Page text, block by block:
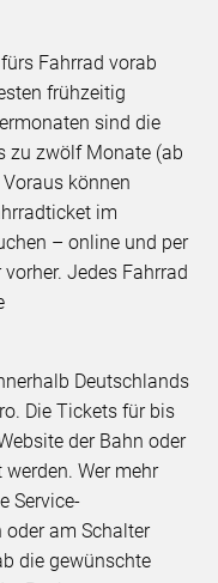
Fahrrad vorab
frühzeitig
sind die
zu zwölf Monate (ab
können
im
– online und per
Jedes Fahrrad
Deutschlands
Die Tickets für bis
der Bahn oder
Wer mehr
Service-
am Schalter
die gewünschte